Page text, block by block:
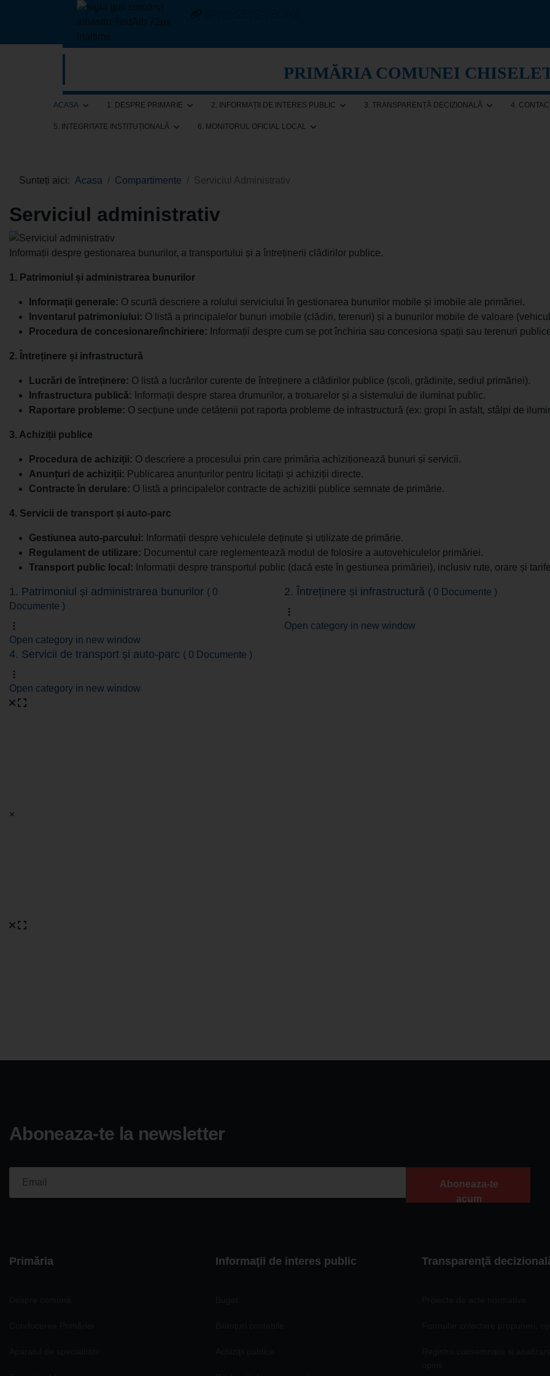
PRIMĂRIA COMUNEI
ACASA 1. DESPRE PRIMARIE 2. INFORMAȚII DE INTERES PUBLIC 3. TRANSPARENȚĂ DECIZIONALĂ 4.
5. INTEGRITATE INSTITUȚIONALĂ 6. MONITORUL OFICIAL LOCAL
Sunteți aici: Acasa Compartimente Serviciul Administrativ
Serviciul administrativ
Informații despre gestionarea bunurilor, a transportului și a întreținerii clădirilor publice.
1. Patrimoniul și administrarea bunurilor
Informații generale: O scurtă descriere a rolului serviciului în gestionarea bunurilor mobile și imobile ale primăriei.
Inventarul patrimoniului: O listă a principalelor bunuri imobile (clădiri, terenuri) și a bunurilor mobile de valoare
Procedura de concesionare/închiriere: Informații despre cum se pot închiria sau concesiona spații sau terenuri
2. Întreținere și infrastructură
Lucrări de întreținere: O listă a lucrărilor curente de întreținere a clădirilor publice (școli, grădinițe, sediul primăriei).
Infrastructura publică: Informații despre starea drumurilor, a trotuarelor și a sistemului de iluminat public.
Raportare probleme: O secțiune unde cetățenii pot raporta probleme de infrastructură (ex: gropi în asfalt, stâlpi de
3. Achiziții publice
Procedura de achiziții: O descriere a procesului prin care primăria achiziționează bunuri și servicii.
Anunțuri de achiziții: Publicarea anunțurilor pentru licitații și achiziții directe.
Contracte în derulare: O listă a principalelor contracte de achiziții publice semnate de primărie.
4. Servicii de transport și auto-parc
Gestiunea auto-parcului: Informații despre vehiculele deținute și utilizate de primărie.
Regulament de utilizare: Documentul care reglementează modul de folosire a autovehiculelor primăriei.
Transport public local: Informații despre transportul public (dacă este în gestiunea primăriei), inclusiv rute, orare și
1. Patrimoniul și administrarea bunurilor ( 0
Documente )
Open category in new window
2. Întreținere și infrastructură ( 0 Documente )
Open category in new window
4. Servicii de transport și auto-parc ( 0 Documente )
Open category in new window
×
Aboneaza-te la newsletter
Aboneaza-te
acum
Primăria Informaţii de interes public Transparenţă